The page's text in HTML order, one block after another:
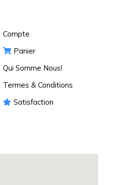
Compte
Panier
Qui Somme Nous!
Termes & Conditions
Satisfaction